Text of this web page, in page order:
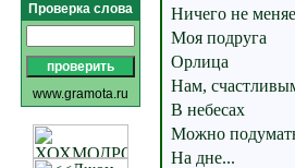
Проверка слова
www.gramota.ru
Ничего не
Моя подруга
Орлица
Нам,
В небесах
Можно
На дне...